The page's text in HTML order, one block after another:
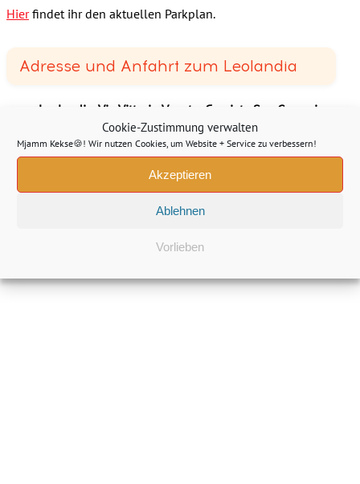
Cookie-Zustimmung verwalten
Mjamm Kekse🍪! Wir nutzen Cookies, um Website + Service zu verbessern!
Akzeptieren
Ablehnen
Vorlieben
Hierfindet ihr den aktuellen Parkplan.
Adresse und Anfahrt zum Leolandia
Leolandia, Via Vittorio Veneto, Capriate San Gervasio,
Bergamo, Italien
Route mit Google Maps berechnen
Klicke hier, um Marketing-Cookies zu akzeptieren und die
Karte zu laden.